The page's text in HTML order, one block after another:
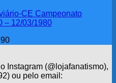
CE Campeonato
– 12/03/1980
Instagram (@lojafanatismo),
ou pelo email: